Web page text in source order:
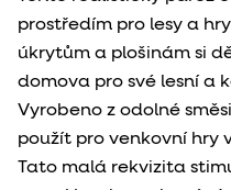
prostředím pro lesy a
úkrytům a plošinám si
domova pro své lesní a
Vyrobeno z odolné
použít pro venkovní hry
Tato malá rekvizita